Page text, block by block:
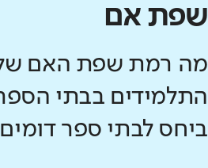
שפת אם
מה רמת שפת האם
התלמידים בבתי
ביחס לבתי ספר